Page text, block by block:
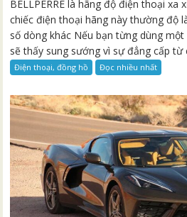
BELLPERRE là hãng độ điện thoại xa
chiếc điện thoại hãng này thường độ
số dòng khác Nếu bạn từng dùng
sẽ thấy sung sướng vì sự đẳng cấp từ
Điện thoại, đồng hồ Đọc nhiều nhất